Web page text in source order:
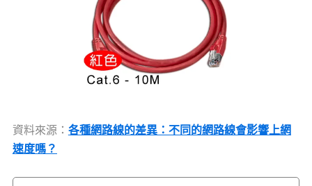
資料來源： 各種網路線的差異：不同的網路線會影響上網
速度嗎？